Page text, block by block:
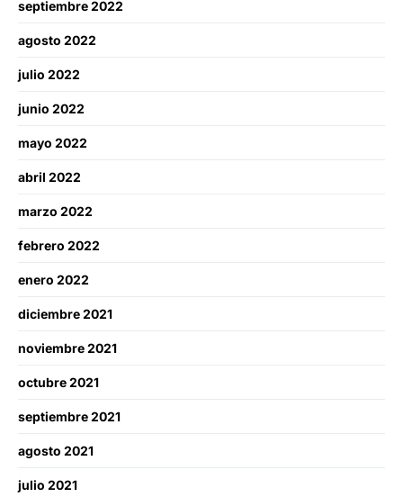
septiembre 2022
agosto 2022
julio 2022
junio 2022
mayo 2022
abril 2022
marzo 2022
febrero 2022
enero 2022
diciembre 2021
noviembre 2021
octubre 2021
septiembre 2021
agosto 2021
julio 2021